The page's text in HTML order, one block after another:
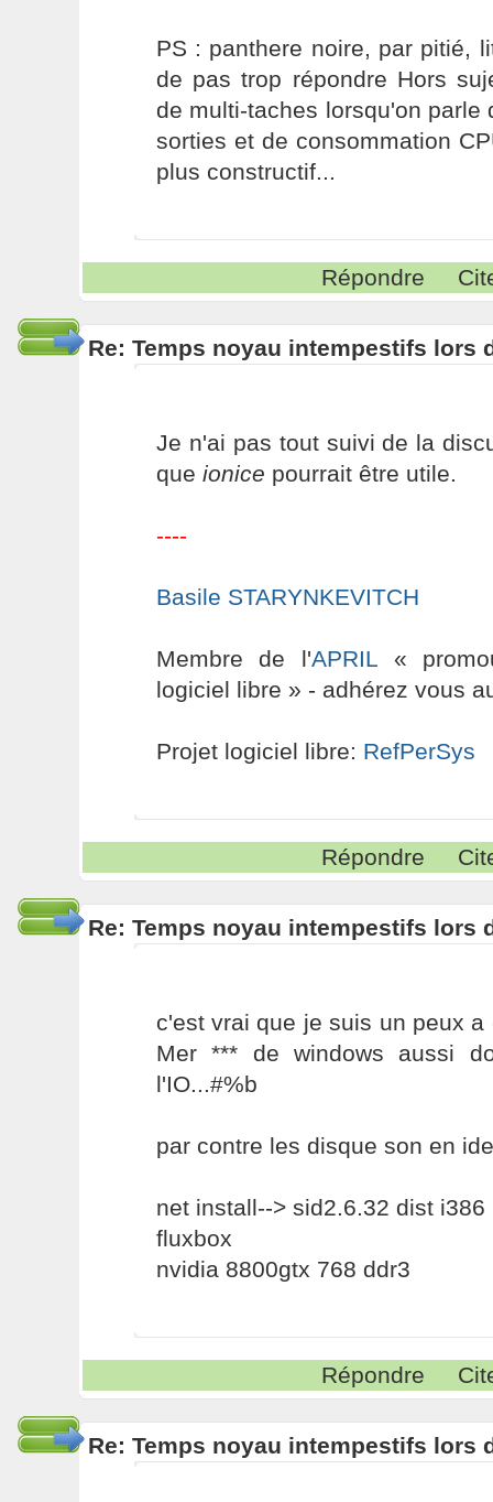
PS : panthere noire, par pitié,
de pas trop répondre Hors
de multi-taches lorsqu'on parle
sorties et de consommation
plus constructif...
Répondre
Re: Temps noyau intempestifs lors
Je n'ai pas tout suivi de la
que ionice pourrait être utile.
----
Basile STARYNKEVITCH
Membre de l'APRIL «
logiciel libre » - adhérez vous
Projet logiciel libre: RefPerSys
Répondre
Re: Temps noyau intempestifs lors
c'est vrai que je suis un peux
Mer *** de windows aussi
l'IO...#%b
par contre les disque son en
net install--> sid2.6.32 dist i386
fluxbox
nvidia 8800gtx 768 ddr3
Répondre
Re: Temps noyau intempestifs lors